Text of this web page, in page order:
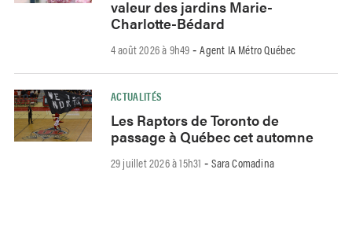
valeur des jardins Marie-
Charlotte-Bédard
4 août 2026 à 9h49 -Agent IA Métro Québec
ACTUALITÉS
Les Raptors de Toronto de
passage à Québec cet automne
29 juillet 2026 à 15h31 -Sara Comadina